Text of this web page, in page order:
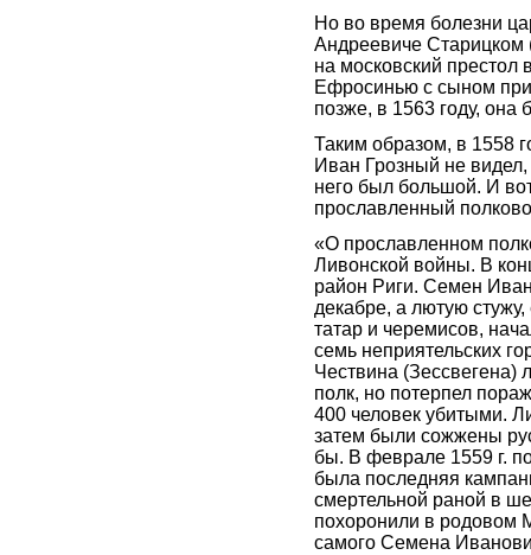
Но во время болезни
Андреевиче Старицком
на московский
Ефросинью с сыном
позже, в 1563 году,
Таким образом, в 1558
Иван Грозный не
него был большой. И
прославленный
«О прославленном
Ливонской войны. В
район Риги. Семен
декабре, а лютую
татар и черемисов,
семь неприятельских
Чествина (Зессвегена)
полк, но потерпел
400 человек убитыми.
затем были сожжены
бы. В феврале 1559 г.
была последняя
смертельной раной в
похоронили в родовом
самого Семена